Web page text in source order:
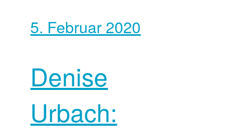
5. Februar 2020
Denise
Urbach: